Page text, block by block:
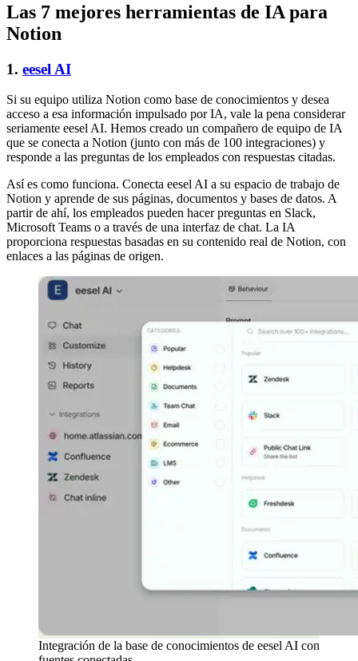
Las 7 mejores herramientas de IA para
Notion
1. eesel AI
Si su equipo utiliza Notion como base de conocimientos y desea
acceso a esa información impulsado por IA, vale la pena considerar
seriamente eesel AI. Hemos creado un compañero de equipo de IA
que se conecta a Notion (junto con más de 100 integraciones) y
responde a las preguntas de los empleados con respuestas citadas.
Así es como funciona. Conecta eesel AI a su espacio de trabajo de
Notion y aprende de sus páginas, documentos y bases de datos. A
partir de ahí, los empleados pueden hacer preguntas en Slack,
Microsoft Teams o a través de una interfaz de chat. La IA
proporciona respuestas basadas en su contenido real de Notion, con
enlaces a las páginas de origen.
Integración de la base de conocimientos de eesel AI con